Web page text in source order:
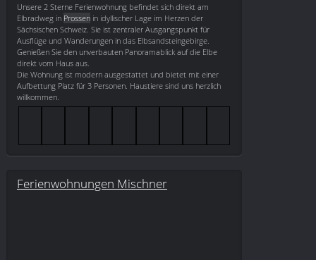
Unsere 2 Sterne Ferienwohnung befindet sich direkt am
Elbradweg in Prossenin idyllischer Lage im Herzen der
Sächsischen Schweiz. Sie ist zentraler Ausgangspunkt für
Ausflüge und Wanderungen in das Elbsandsteingebirge.
Genießen Sie den unverbauten Panoramablick auf die Elbe
direkt vom Haus aus.
Die Wohnung ist modern ausgestattet und bietet mit einer
Aufbettung Platz für 3 Personen. Haustiere sind uns herzlich
willkommen.
Ferienwohnungen Mischner